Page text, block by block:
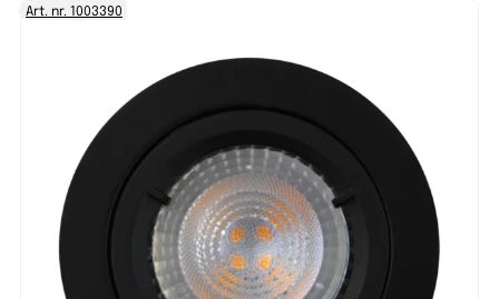
Art. nr. 1003390